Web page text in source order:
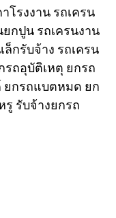
โรงงาน รถเครน
ยกปูน รถเครนงาน
ล็กรับจ้าง รถเครน
รถอุบัติเหตุ ยกรถ
ยกรถแบตหมด ยก
รับจ้างยกรถ